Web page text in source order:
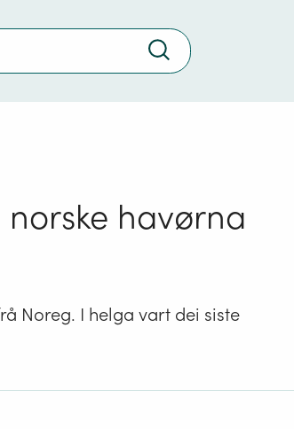
Trykk
søke
havørna
Noreg. I helga vart dei siste